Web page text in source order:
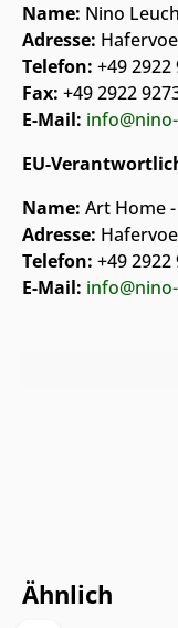
Name: Nino
Adresse:
Telefon: +49 2922
Fax: +49 2922
E-Mail:
EU-
Name: Art Home
Adresse:
Telefon: +49 2922
E-Mail:
Ähnlich
Nur Online